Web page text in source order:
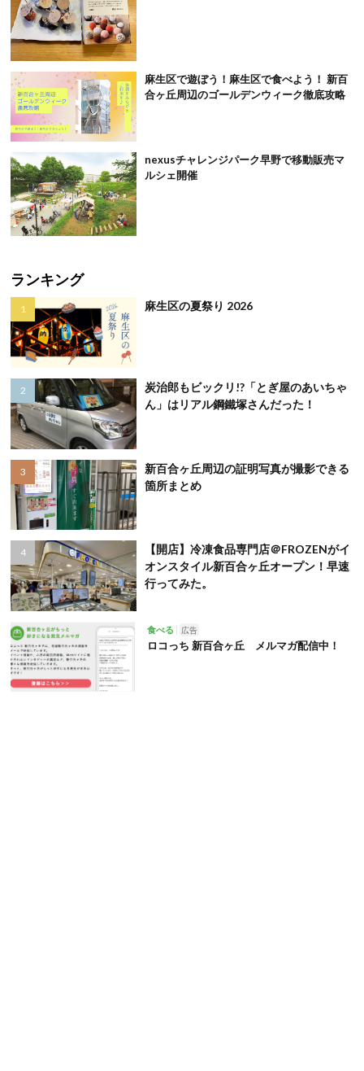
麻生区で遊ぼう！麻生区で食べよう！ 新百
合ヶ丘周辺のゴールデンウィーク徹底攻略
nexusチャレンジパーク早野で移動販売マ
ルシェ開催
ランキング
麻生区の夏祭り 2026
炭治郎もビックリ!?「とぎ屋のあいちゃ
ん」はリアル鋼鐵塚さんだった！
新百合ヶ丘周辺の証明写真が撮影できる
箇所まとめ
【開店】冷凍食品専門店＠FROZENがイ
オンスタイル新百合ヶ丘オープン！早速
行ってみた。
食べる 広告
ロコっち 新百合ヶ丘 メルマガ配信中！